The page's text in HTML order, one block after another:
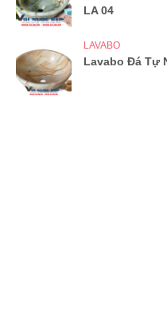
LA 04
LAVABO
Lavabo Đá Tự